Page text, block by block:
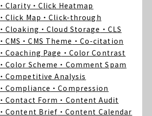
・Clarity ・Click Heatmap
・Click Map ・Click-through
・Cloaking ・Cloud Storage ・CLS
・CMS ・CMS Theme ・Co-citation
・Coaching Page ・Color Contrast
・Color Scheme ・Comment Spam
・Competitive Analysis
・Compliance ・Compression
・Contact Form ・Content Audit
・Content Brief ・Content Calendar